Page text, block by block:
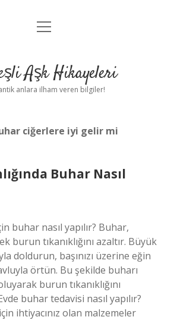
Anasayfa
Yasal Uyarı
menüyü
Aşk Hikayeleri
anlara ilham veren bilgiler!
ciğerlere iyi gelir mi
Buhar Nasıl
buhar nasıl yapılır? Buhar,
burun tıkanıklığını azaltır. Büyük
doldurun, başınızı üzerine eğin
örtün. Bu şekilde buharı
burun tıkanıklığını
buhar tedavisi nasıl yapılır?
ihtiyacınız olan malzemeler